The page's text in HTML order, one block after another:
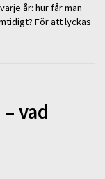
år: hur får man
För att lyckas
vad